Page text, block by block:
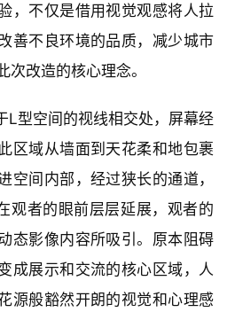
，不仅是借用视觉观感将人拉
善不良环境的品质，减少城市
次改造的核心理念。
L型空间的视线相交处，屏幕经
区域从墙面到天花柔和地包裹
空间内部，经过狭长的通道，
观者的眼前层层延展，观者的
态影像内容所吸引。原本阻碍
成展示和交流的核心区域，人
源般豁然开朗的视觉和心理感